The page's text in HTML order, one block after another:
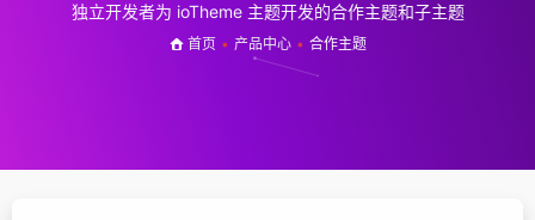
独立开发者为 ioTheme 主题开发的合作主题和子主题
首页 • 产品中心 • 合作主题